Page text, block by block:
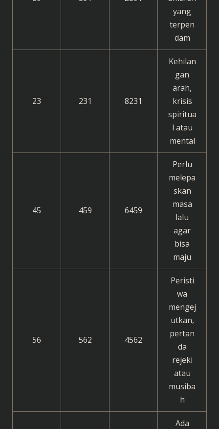
yang
terpen
dam
23 231 8231
Kehilan
gan
arah,
krisis
spiritua
l atau
mental
45 459 6459
Perlu
melepa
skan
masa
lalu
agar
bisa
maju
56 562 4562
Peristi
wa
mengej
utkan,
pertan
da
rejeki
atau
musiba
h
Ada